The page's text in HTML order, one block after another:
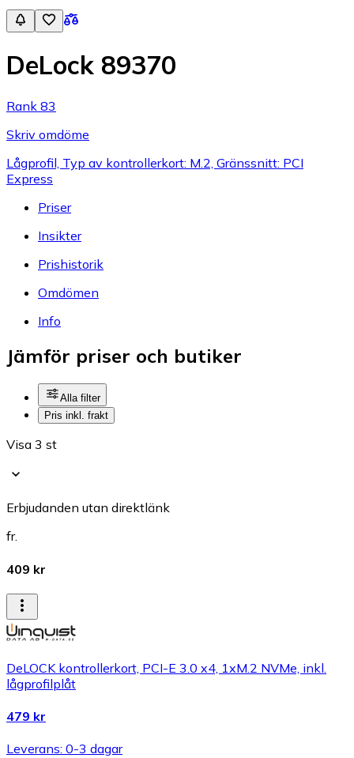
DeLock 89370
Rank 83
Skriv omdöme
Lågprofil, Typ av kontrollerkort: M.2, Gränssnitt: PCI
Express
Priser
Insikter
Prishistorik
Omdömen
Info
Jämför priser och butiker
Alla filter
Pris inkl. frakt
Visa 3 st
Erbjudanden utan direktlänk
fr.
409 kr
DeLOCK kontrollerkort, PCI-E 3.0 x4, 1xM.2 NVMe, inkl.
lågprofilplåt
479 kr
Leverans: 0-3 dagar